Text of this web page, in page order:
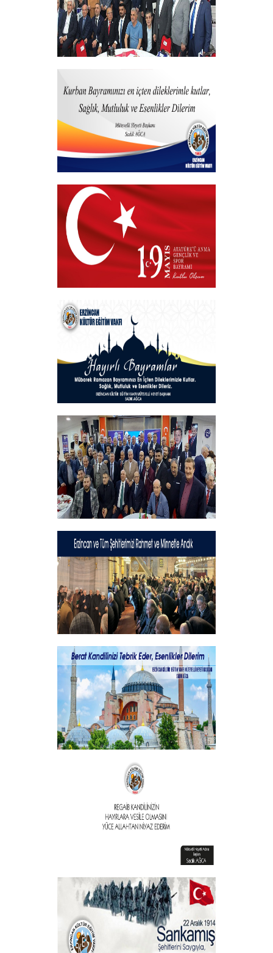
Programı
+
Kurban Bayramı
+
+
Hayırlı Bayramlar
+
Geleneksel İftar Programımız
+
Şehitlerimizi Rahmet ve Minnetle
Andık...
+
Vakıf Başkanımızdan Kandil mesajı
+
Vakıf Başkanımızdan Kandil mesajı
+